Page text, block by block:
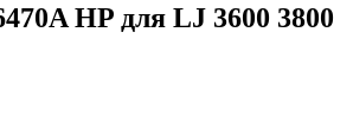
HP для LJ 3600 3800